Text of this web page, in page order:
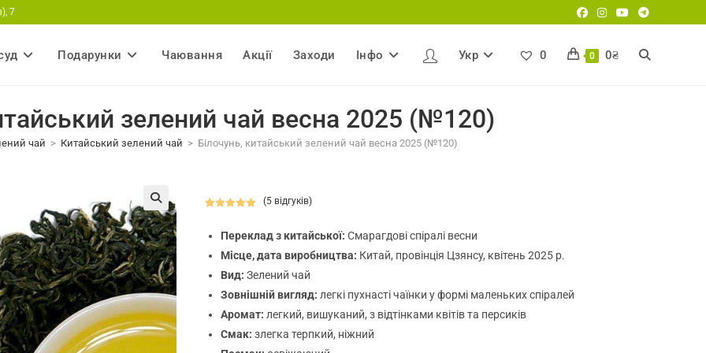
7
Подарунки Чаювання Акції Заходи Iнфо Укр 0 0 0₴ Перемкнути
зелений чай весна 2025 (№120)
чай > Китайський зелений чай > Білочунь, китайський зелений чай весна 2025 (№120)
🔍
з 5 на
опитування
покупців
(5відгуків)
Переклад з китайської: Смарагдові спіралі весни
Місце, дата виробництва: Китай, провінція Цзянсу, квітень 2025 р.
Вид: Зелений чай
Зовнішній вигляд: легкі пухнасті чаїнки у формі маленьких спіралей
Аромат: легкий, вишуканий, з відтінками квітів та персиків
Смак: злегка терпкий, ніжний